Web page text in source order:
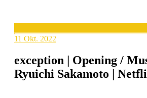
11 Okt. 2022
exception | Opening /
Ryuichi Sakamoto |